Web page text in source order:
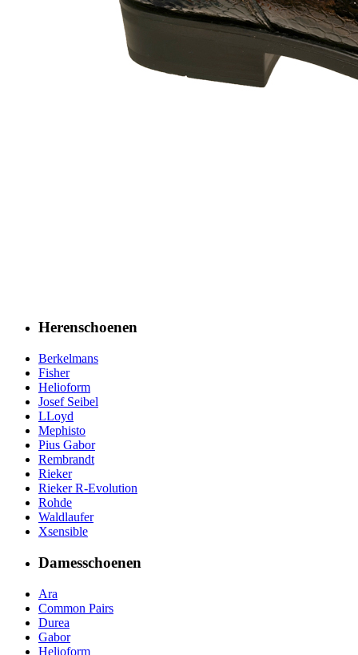
Herenschoenen
Berkelmans
Fisher
Helioform
Josef Seibel
LLoyd
Mephisto
Pius Gabor
Rembrandt
Rieker
Rieker R-Evolution
Rohde
Waldlaufer
Xsensible
Damesschoenen
Ara
Common Pairs
Durea
Gabor
Helioform